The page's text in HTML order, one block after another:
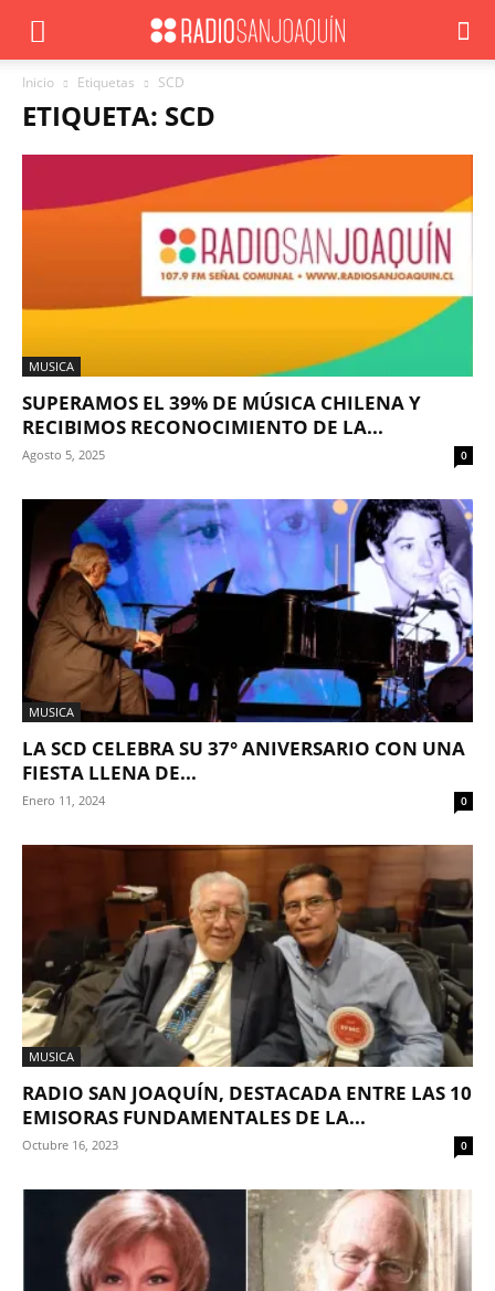
Inicio Etiquetas SCD
ETIQUETA: SCD
MUSICA
SUPERAMOS EL 39% DE MÚSICA CHILENA Y
RECIBIMOS RECONOCIMIENTO DE LA...
Agosto 5, 2025 0
MUSICA
LA SCD CELEBRA SU 37° ANIVERSARIO CON UNA
FIESTA LLENA DE...
Enero 11, 2024 0
MUSICA
RADIO SAN JOAQUÍN, DESTACADA ENTRE LAS 10
EMISORAS FUNDAMENTALES DE LA...
Octubre 16, 2023 0